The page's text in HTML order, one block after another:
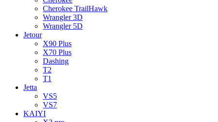
Cherokee TrailHawk
Wrangler 3D
Wrangler 5D
Jetour
X90 Plus
X70 Plus
Dashing
T2
T1
Jetta
VS5
VS7
KAIYI